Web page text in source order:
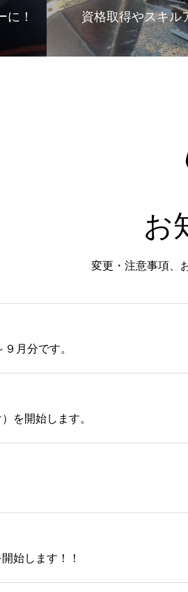
！ 資格取得やスキル
お
変更・注意事項、
９月分です。
を開始します。
始します！！